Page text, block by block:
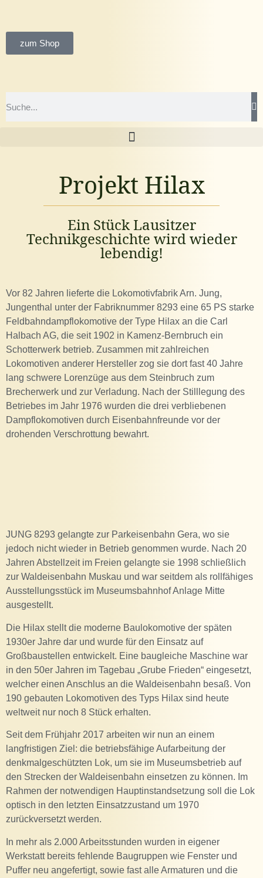
zum Shop
Projekt Hilax
Ein Stück Lausitzer
Technikgeschichte wird wieder
lebendig!
Vor 82 Jahren lieferte die Lokomotivfabrik Arn. Jung,
Jungenthal unter der Fabriknummer 8293 eine 65 PS starke
Feldbahndampflokomotive der Type Hilax an die Carl
Halbach AG, die seit 1902 in Kamenz-Bernbruch ein
Schotterwerk betrieb. Zusammen mit zahlreichen
Lokomotiven anderer Hersteller zog sie dort fast 40 Jahre
lang schwere Lorenzüge aus dem Steinbruch zum
Brecherwerk und zur Verladung. Nach der Stilllegung des
Betriebes im Jahr 1976 wurden die drei verbliebenen
Dampflokomotiven durch Eisenbahnfreunde vor der
drohenden Verschrottung bewahrt.
JUNG 8293 gelangte zur Parkeisenbahn Gera, wo sie
jedoch nicht wieder in Betrieb genommen wurde. Nach 20
Jahren Abstellzeit im Freien gelangte sie 1998 schließlich
zur Waldeisenbahn Muskau und war seitdem als rollfähiges
Ausstellungsstück im Museumsbahnhof Anlage Mitte
ausgestellt.
Die Hilax stellt die moderne Baulokomotive der späten
1930er Jahre dar und wurde für den Einsatz auf
Großbaustellen entwickelt. Eine baugleiche Maschine war
in den 50er Jahren im Tagebau „Grube Frieden“ eingesetzt,
welcher einen Anschlus an die Waldeisenbahn besaß. Von
190 gebauten Lokomotiven des Typs Hilax sind heute
weltweit nur noch 8 Stück erhalten.
Seit dem Frühjahr 2017 arbeiten wir nun an einem
langfristigen Ziel: die betriebsfähige Aufarbeitung der
denkmalgeschützten Lok, um sie im Museumsbetrieb auf
den Strecken der Waldeisenbahn einsetzen zu können. Im
Rahmen der notwendigen Hauptinstandsetzung soll die Lok
optisch in den letzten Einsatzzustand um 1970
zurückversetzt werden.
In mehr als 2.000 Arbeitsstunden wurden in eigener
Werkstatt bereits fehlende Baugruppen wie Fenster und
Puffer neu angefertigt, sowie fast alle Armaturen und die